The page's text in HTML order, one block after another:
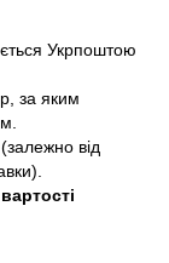
Укрпоштою
за яким
від